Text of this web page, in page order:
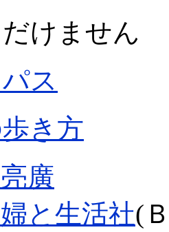
けません
ス
き方
廣
と生活社(